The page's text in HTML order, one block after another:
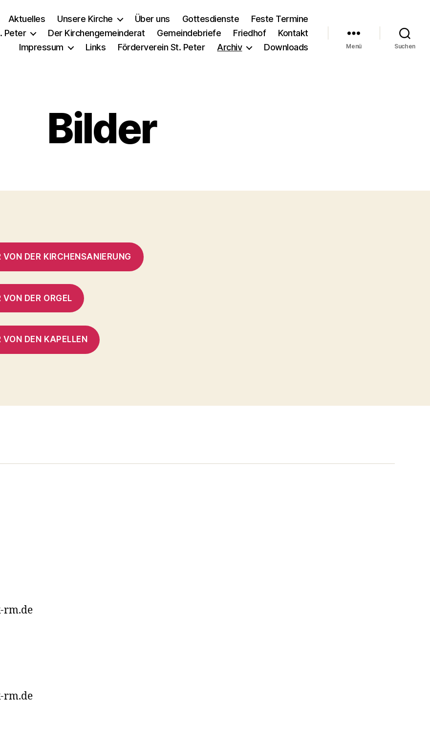
Aktuelles Unsere Kirche Über uns Gottesdienste
Feste Termine
Peter
Der Kirchengemeinderat Gemeindebriefe Friedhof
Kontakt
Impressum
Links Förderverein St. Peter Archiv Downloads Menü Suchen
Bilder
VON DER KIRCHENSANIERUNG
VON DER ORGEL
VON DEN KAPELLEN
rm.de
rm.de